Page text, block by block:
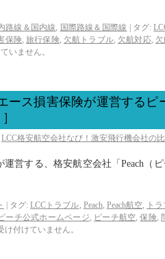
路線＆国内線, 国際路線＆国際線 タグ:
保険,旅行保険, 欠航トラブル, 欠航対応,
いません。
ース損害保険が運営する
LCC格安航空会社なび！激安飛行機会社の
営する、格安航空会社「Peach（
タグ: LCCトラブル, Peach, Peach航空, ト
ーチ公式ホームページ, ピーチ航空,保険,
け付けていません。